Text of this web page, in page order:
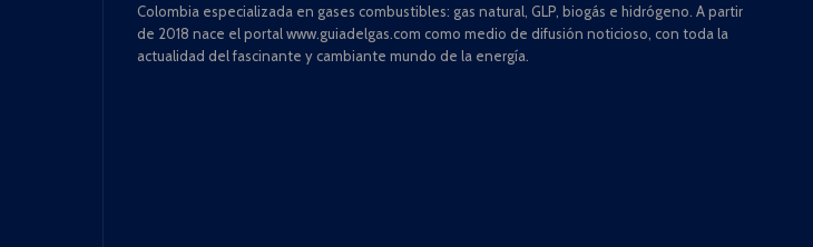
Colombia especializada en gases combustibles: gas natural, GLP, biogás e hidrógeno. A partir
de 2018 nace el portal www.guiadelgas.com como medio de difusión noticioso, con toda la
actualidad del fascinante y cambiante mundo de la energía.